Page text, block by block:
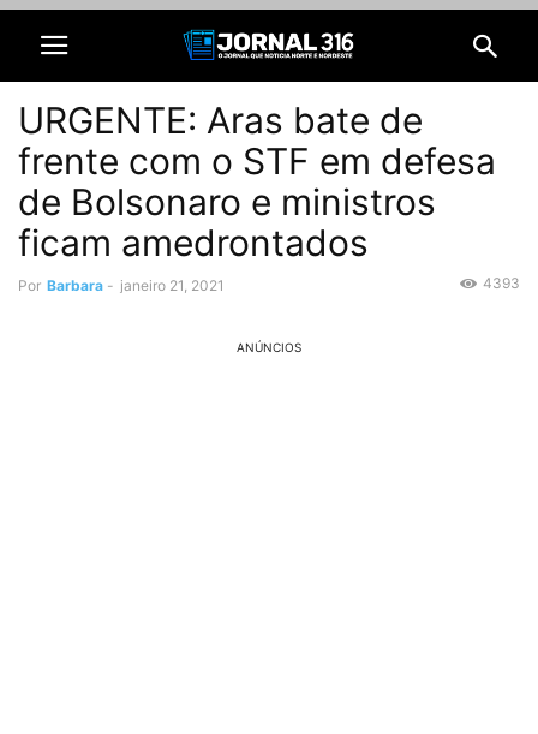
URGENTE: Aras bate de
frente com o STF em defesa
de Bolsonaro e ministros
ficam amedrontados
Por Barbara - janeiro 21, 2021 4393
ANÚNCIOS